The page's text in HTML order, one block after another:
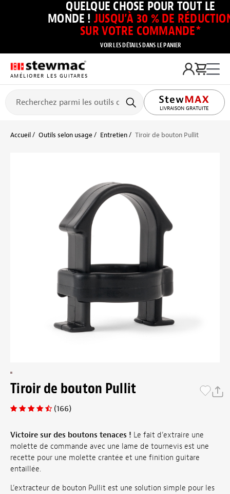
QUELQUE CHOSE POUR TOUT LE
MONDE ! JUSQU’À 30 % DE
SUR VOTRE COMMANDE*
VOIR LES DÉTAILS DANS LE PANIER
AMÉLIORER LES GUITARES
LIVRAISON GRATUITE
Accueil Outils selon usage Entretien Tiroir de bouton Pullit
Tiroir de bouton Pullit
(166)
Victoire sur des boutons tenaces ! Le fait d’extraire une
molette de commande avec une lame de tournevis est une
recette pour une molette crantée et une finition guitare
entaillée.
L’extracteur de bouton Pullit est une solution simple pour les